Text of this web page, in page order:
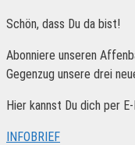
Schön, dass Du da bist!
Abonniere unseren
Gegenzug unsere drei
Hier kannst Du dich per
INFOBRIEF